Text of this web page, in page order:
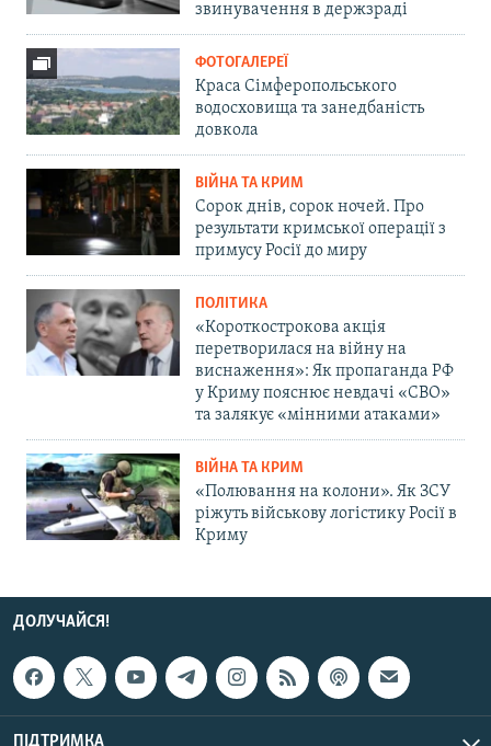
звинувачення в держзраді
ФОТОГАЛЕРЕЇ
Краса Сімферопольського
водосховища та занедбаність
довкола
ВІЙНА ТА КРИМ
Сорок днів, сорок ночей. Про
результати кримської операції з
примусу Росії до миру
ПОЛІТИКА
«Короткострокова акція
перетворилася на війну на
виснаження»: Як пропаганда РФ
у Криму пояснює невдачі «СВО»
та залякує «мінними атаками»
ВІЙНА ТА КРИМ
«Полювання на колони». Як ЗСУ
ріжуть військову логістику Росії в
Криму
ДОЛУЧАЙСЯ!
ПІДТРИМКА